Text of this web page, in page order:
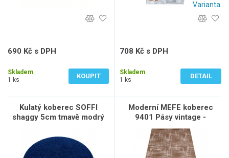
690 Kč s DPH
Skladem
1 ks
KOUPIT
Varianta
708 Kč s DPH
Skladem
1 ks
DETAIL
Kulatý koberec SOFFI
shaggy 5cm tmavě modrý
Moderní MEFE koberec
9401 Pásy vintage -
Strukturální, dvě úrovně
rouna béžový / hnědý